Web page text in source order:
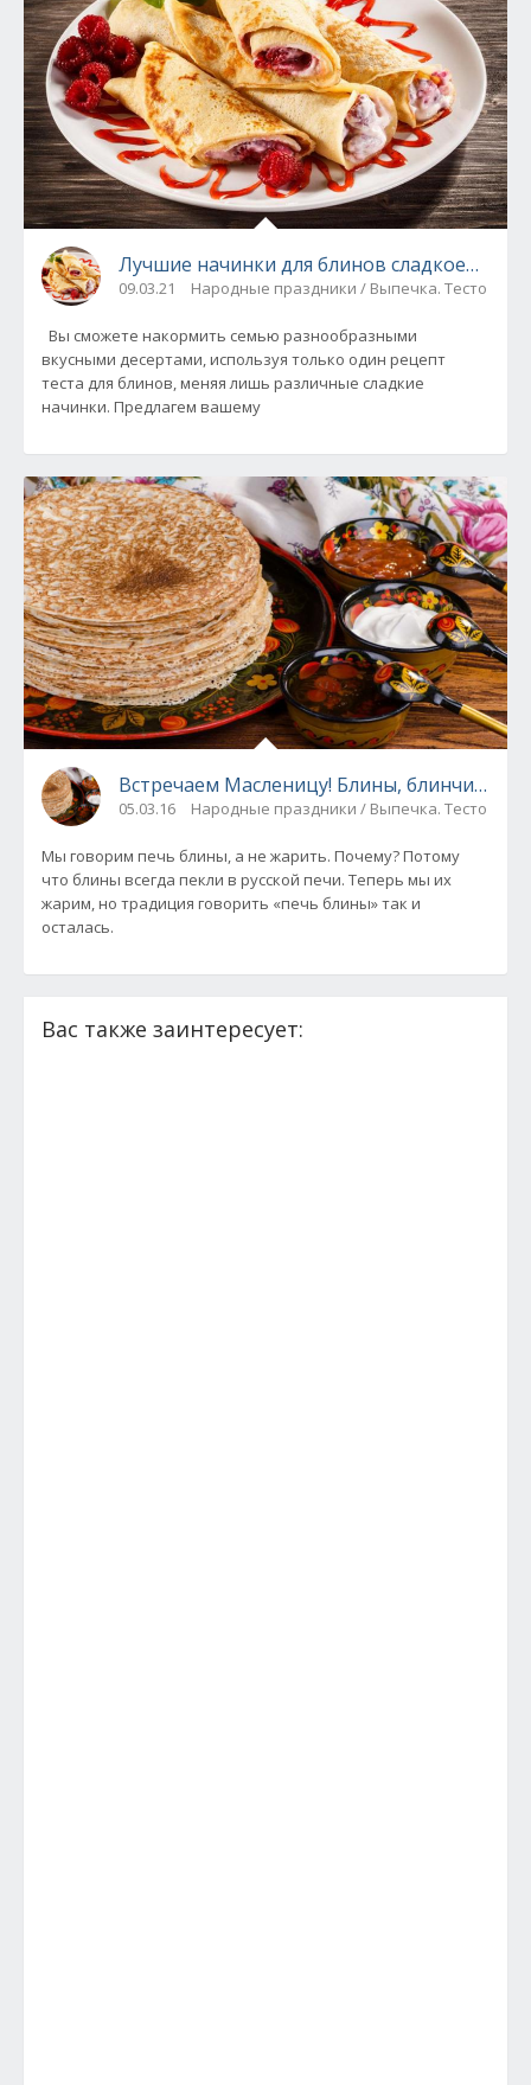
Лучшие начинки для блинов сладкоежкам
09.03.21 Народные праздники / Выпечка. Тесто
Вы сможете накормить семью разнообразными
вкусными десертами, используя только один рецепт
теста для блинов, меняя лишь различные сладкие
начинки. Предлагем вашему
Встречаем Масленицу! Блины, блинчики))
05.03.16 Народные праздники / Выпечка. Тесто
Мы говорим печь блины, а не жарить. Почему? Потому
что блины всегда пекли в русской печи. Теперь мы их
жарим, но традиция говорить «печь блины» так и
осталась.
Вас также заинтересует: